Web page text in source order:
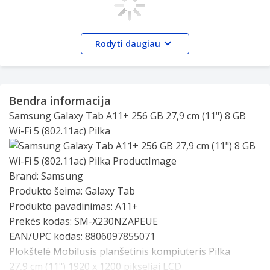
operatoriaus.
Modernus, elegantiškas ir subtilus
Įkvėptas legendinės „Galaxy S“ serijos, naujasis „Galaxy
Tab A11+“ atrodo elegantiškai ir subtiliai. Jo aptaki
forma ir švarus dizainas kuria išskirtinį, aukštos
kokybės įspūdį, išlaikantį tikrąją „Galaxy“ tapatybę.
Klasikinės pilkos ir sidabrinės spalvų „Galaxy Tab A11+“
puikiai dera prie jūsų kasdienio stiliaus.
Rodyti daugiau
Bendra informacija
Samsung Galaxy Tab A11+ 256 GB 27,9 cm (11") 8 GB
Wi-Fi 5 (802.11ac) Pilka
Slide 1 of 0
Brand: Samsung
Produkto šeima: Galaxy Tab
Produkto pavadinimas: A11+
Prekės kodas: SM-X230NZAPEUE
EAN/UPC kodas: 8806097855071
Plokštelė Mobilusis planšetinis kompiuteris Pilka
27,9 cm (11") 1920 x 1200 pikseliai LCD